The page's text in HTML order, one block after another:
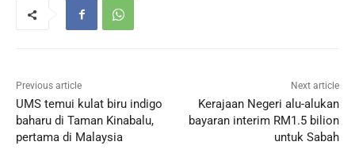
Previous article
UMS temui kulat biru indigo
baharu di Taman Kinabalu,
pertama di Malaysia
Next article
Kerajaan Negeri alu-alukan
bayaran interim RM1.5 bilion
untuk Sabah